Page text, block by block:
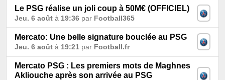
Le PSG réalise un joli coup à 50M€ (OFFICIEL)
Jeu. 6 août à 19:36 par Football365
Mercato: Une belle signature bouclée au PSG
Jeu. 6 août à 19:21 par Football.fr
Mercato PSG : Les premiers mots de Maghnes
Akliouche après son arrivée au PSG